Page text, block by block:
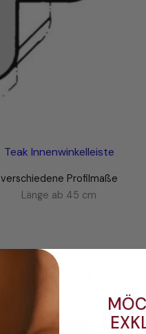
Teak Innenwinkelleiste
verschiedene Profilmaße
Länge ab 45 cm